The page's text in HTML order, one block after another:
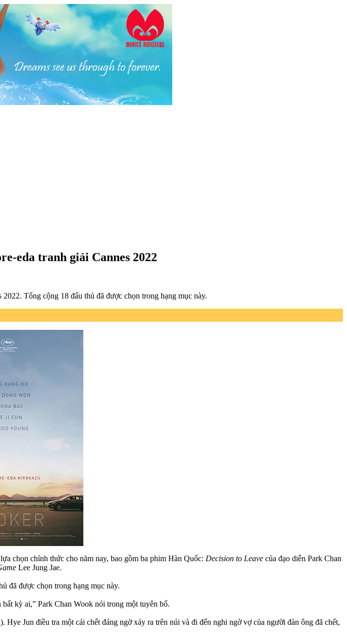
eda tranh giải Cannes 2022
Tổng cộng 18 đấu thủ đã được chọn trong hạng mục này.
chọn chính thức cho năm nay, bao gồm ba phim Hàn Quốc: Decision to Leave của đạo diễn Park Chan
Lee Jung Jae.
đã được chọn trong hạng mục này.
kỳ ai,” Park Chan Wook nói trong một tuyên bố.
Jun điều tra một cái chết đáng ngờ xảy ra trên núi và đi đến nghi ngờ vợ của người đàn ông đã chết,